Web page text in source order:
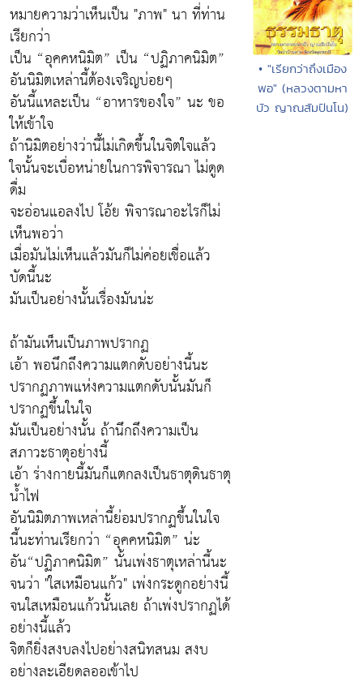
หมายความว่าเห็นเป็น "ภาพ" นา ที่ท่าน
เรียกว่า
เป็น “อุคคหนิมิต” เป็น “ปฏิภาคนิมิต”
อันนิมิตเหล่านี้ต้องเจริญบ่อยๆ
อันนี้แหละเป็น “อาหารของใจ” นะ ขอ
ให้เข้าใจ
ถ้านิมิตอย่างว่านี้ไม่เกิดขึ้นในจิตใจแล้ว
ใจนั้นจะเบื่อหน่ายในการพิจารณา ไม่ดูด
ดื่ม
จะอ่อนแอลงไป โอ้ย พิจารณาอะไรก็ไม่
เห็นพอว่า
เมื่อมันไม่เห็นแล้วมันก็ไม่ค่อยเชื่อแล้ว
บัดนี้นะ
มันเป็นอย่างนั้นเรื่องมันน่ะ
ถ้ามันเห็นเป็นภาพปรากฏ
เอ้า พอนึกถึงความแตกดับอย่างนี้นะ
ปรากฏภาพแห่งความแตกดับนั้นมันก็
ปรากฏขึ้นในใจ
มันเป็นอย่างนั้น ถ้านึกถึงความเป็น
สภาวะธาตุอย่างนี้
เอ้า ร่างกายนี้มันก็แตกลงเป็นธาตุดินธาตุ
น้ำไฟ
อันนิมิตภาพเหล่านี้ย่อมปรากฏขึ้นในใจ
นี้นะท่านเรียกว่า “อุคคหนิมิต” น่ะ
อัน“ปฏิภาคนิมิต” นั้นเพ่งธาตุเหล่านี้นะ
จนว่า "ใสเหมือนแก้ว" เพ่งกระดูกอย่างนี้
จนใสเหมือนแก้วนั้นเลย ถ้าเพ่งปรากฏได้
อย่างนี้แล้ว
จิตก็ยิ่งสงบลงไปอย่างสนิทสนม สงบ
อย่างละเอียดลออเข้าไป
• "เรียกว่าถึงเมือง
พอ" (หลวงตามหา
บัว ญาณสัมปันโน)